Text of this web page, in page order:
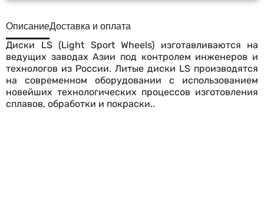
ОписаниеДоставка и оплата
Диски LS (Light Sport Wheels) изготавливаются на
ведущих заводах Азии под контролем инженеров и
технологов из России. Литые диски LS производятся
на современном оборудовании с использованием
новейших технологических процессов изготовления
сплавов, обработки и покраски..